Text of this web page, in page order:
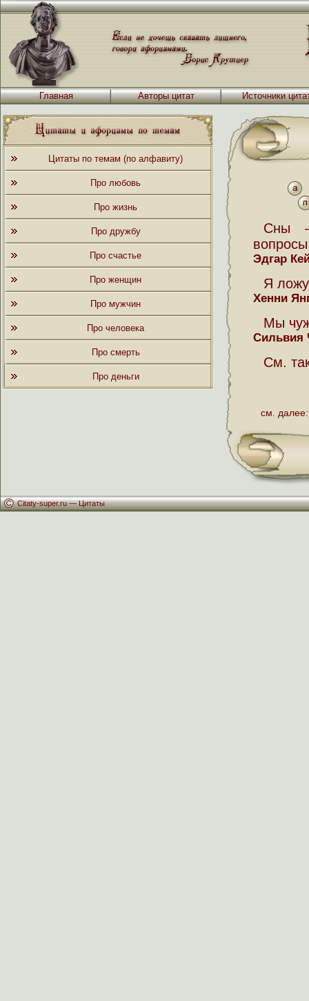
Главная Авторы цитат Источники
Цитаты по темам (по алфавиту)
Про любовь
Про жизнь
Про дружбу
Про счастье
Про женщин
Про мужчин
Про человека
Про смерть
Про деньги
Сны
Эдгар
Я
Хенни
Мы
Сильвия
См.
см. далее:
Citaty-super.ru —Цитаты